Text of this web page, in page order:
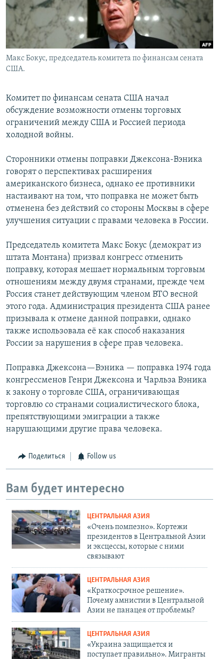
Макс Бокус, председатель комитета по финансам сената
США.
Комитет по финансам сената США начал
обсуждение возможности отмены торговых
ограничений между США и Россией периода
холодной войны.
Сторонники отмены поправки Джексона-Вэника
говорят о перспективах расширения
американского бизнеса, однако ее противники
настаивают на том, что поправка не может быть
отменена без действий со стороны Москвы в сфере
улучшения ситуации с правами человека в России.
Председатель комитета Макс Бокус (демократ из
штата Монтана) призвал конгресс отменить
поправку, которая мешает нормальным торговым
отношениям между двумя странами, прежде чем
Россия станет действующим членом ВТО весной
этого года. Администрация президента США ранее
призывала к отмене данной поправки, однако
также использовала её как способ наказания
России за нарушения в сфере прав человека.
Поправка Джексона—Вэника — поправка 1974 года
конгрессменов Генри Джексона и Чарльза Вэника
к закону о торговле США, ограничивающая
торговлю со странами социалистического блока,
препятствующими эмиграции а также
нарушающими другие права человека.
Поделиться Follow us
Вам будет интересно
ЦЕНТРАЛЬНАЯ АЗИЯ
«Очень помпезно». Кортежи
президентов в Центральной Азии
и эксцессы, которые с ними
связывают
ЦЕНТРАЛЬНАЯ АЗИЯ
«Краткосрочное решение».
Почему амнистии в Центральной
Азии не панацея от проблемы?
ЦЕНТРАЛЬНАЯ АЗИЯ
«Украина защищается и
поступает правильно». Мигранты